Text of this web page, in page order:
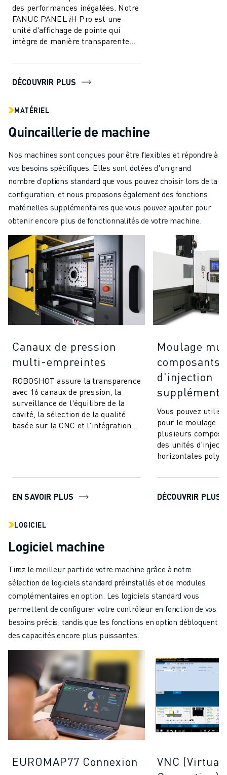
des performances inégalées. Notre
FANUC PANEL 𝑖H Pro est une
unité d'affichage de pointe qui
intègre de manière transparente
CNC,...
DÉCOUVRIR PLUS
MATÉRIEL
Quincaillerie de machine
Nos machines sont conçues pour être flexibles et répondre à
vos besoins spécifiques. Elles sont dotées d'un grand
nombre d'options standard que vous pouvez choisir lors de la
configuration, et nous proposons également des fonctions
matérielles supplémentaires que vous pouvez ajouter pour
obtenir encore plus de fonctionnalités de votre machine.
Canaux de pression
multi-empreintes
ROBOSHOT assure la transparence
avec 16 canaux de pression, la
surveillance de l'équilibre de la
cavité, la sélection de la qualité
basée sur la CNC et l'intégration
EN SAVOIR PLUS
Moulage
composants
d'injection
Vous pouvez
pour le moulage
plusieurs
des unités
horizontales
DÉCOUVRIR PLUS
LOGICIEL
Logiciel machine
Tirez le meilleur parti de votre machine grâce à notre
sélection de logiciels standard préinstallés et de modules
complémentaires en option. Les logiciels standard vous
permettent de configurer votre contrôleur en fonction de vos
besoins précis, tandis que les fonctions en option débloquent
des capacités encore plus puissantes.
EUROMAP77 Connexion
VNC